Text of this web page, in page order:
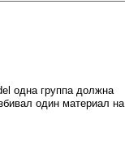
одна группа должна
один материал на